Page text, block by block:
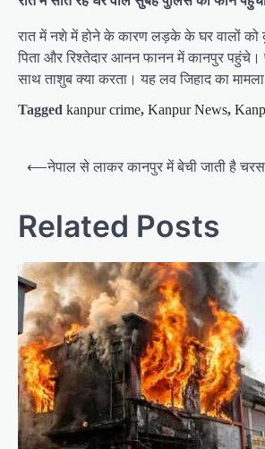
रात में नशे में होने के कारण लड़के के घर वालों को
पिता और रिश्तेदार आनन फानन में कानपुर पहुंचे।
साथ ताशुब क्या करता। यह लव जिहाद का
Tagged kanpur crime, Kanpur News,
s
t
n
a
v
i
g
a
t
⟵नेपाल से लाकर कानपुर में बेची जाती है
Related Posts